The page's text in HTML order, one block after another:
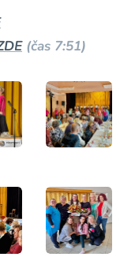
(čas 7:51)